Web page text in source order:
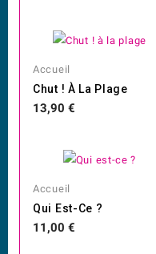
Accueil
Chut ! À La Plage
Prix
13,90 €
Accueil
Qui Est-Ce ?
Prix
11,00 €